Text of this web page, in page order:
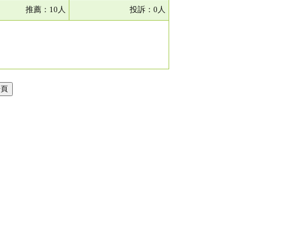
推薦：10人 投訴：0人